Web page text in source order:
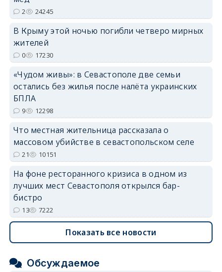
erid: 2SDnjdPjgYS
2 24245
В Крыму этой ночью погибли четверо мирных
жителей
0 17230
«Чудом живы»: в Севастополе две семьи
остались без жилья после налёта украинских
БПЛА
9 12298
Что местная жительница рассказала о
массовом убийстве в севастопольском селе
21 10151
На фоне ресторанного кризиса в одном из
лучших мест Севастополя открылся бар-
бистро
13 7222
Показать все новости
Обсуждаемое